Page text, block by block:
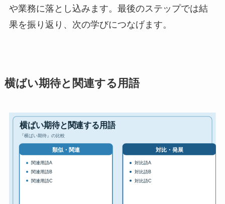
や業務に落とし込みます。最後のステップでは結
果を振り返り、次の学びにつなげます。
横ばい期待と関連する用語